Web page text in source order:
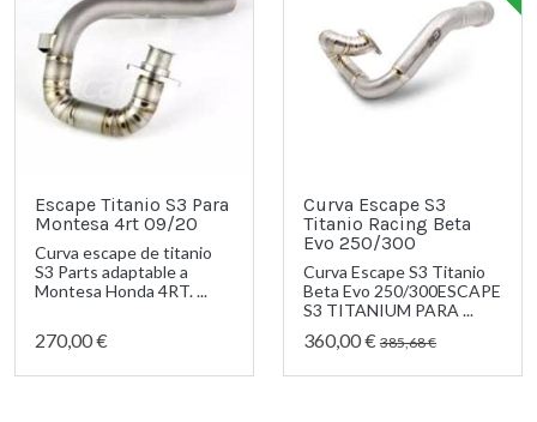
Escape Titanio S3 Para
Montesa 4rt 09/20
Curva escape de titanio
S3 Parts adaptable a
Montesa Honda 4RT. ...
270,00 €
Curva Escape S3
Titanio Racing Beta
Evo 250/300
Curva Escape S3 Titanio
Beta Evo 250/300ESCAPE
S3 TITANIUM PARA ...
360,00 € 385,68 €